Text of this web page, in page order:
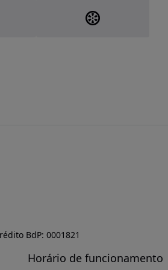
BdP: 0001821
Horário de funcionamento